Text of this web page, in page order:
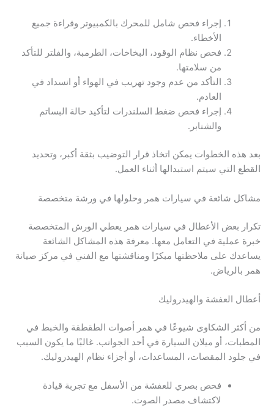
إجراء فحص شامل للمحرك بالكمبيوتر وقراءة جميع
الأخطاء.
فحص نظام الوقود، البخاخات، الطرمبة، والفلتر للتأكد
من سلامتها.
التأكد من عدم وجود تهريب في الهواء أو انسداد في
العادم.
إجراء فحص ضغط السلندرات لتأكيد حالة البساتم
والشنابر.
بعد هذه الخطوات يمكن اتخاذ قرار التوضيب بثقة أكبر، وتحديد
القطع التي سيتم استبدالها أثناء العمل.
مشاكل شائعة في سيارات همر وحلولها في ورشة متخصصة
تكرار بعض الأعطال في سيارات همر يعطي الورش المتخصصة
خبرة عملية في التعامل معها. معرفة هذه المشاكل الشائعة
يساعدك على ملاحظتها مبكرًا ومناقشتها مع الفني في مركز صيانة
همر بالرياض.
أعطال العفشة والهيدروليك
من أكثر الشكاوى شيوعًا في همر أصوات الطقطقة والخبط في
المطبات، أو ميلان السيارة في أحد الجوانب. غالبًا ما يكون السبب
في جلود المقصات، المساعدات، أو أجزاء نظام الهيدروليك.
فحص بصري للعفشة من الأسفل مع تجربة قيادة
لاكتشاف مصدر الصوت.